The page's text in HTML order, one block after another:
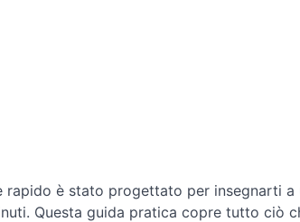
rapido è stato progettato per insegnarti
Questa guida pratica copre tutto ciò